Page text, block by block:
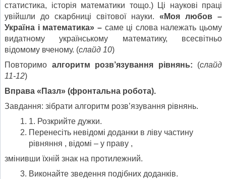
статистика, історія математики тощо.) Ці наукові праці
увійшли до скарбниці світової науки. «Моя любов –
Україна і математика» – саме ці слова належать цьому
видатному українському математику, всесвітньо
відомому вченому. (слайд 10)
Повторимо алгоритм розв’язування рівнянь: (слайд
11-12)
Вправа «Пазл» (фронтальна робота).
Завдання: зібрати алгоритм розв’язування рівнянь.
1. Розкрийте дужки.
Перенесіть невідомі доданки в ліву частину
рівняння , відомі – у праву ,
змінивши їхній знак на протилежний.
Виконайте зведення подібних доданків.